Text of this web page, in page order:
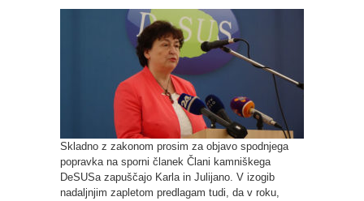
Skladno z zakonom prosim za objavo spodnjega
popravka na sporni članek Člani kamniškega
DeSUSa zapuščajo Karla in Julijano. V izogib
nadaljnjim zapletom predlagam tudi, da v roku,